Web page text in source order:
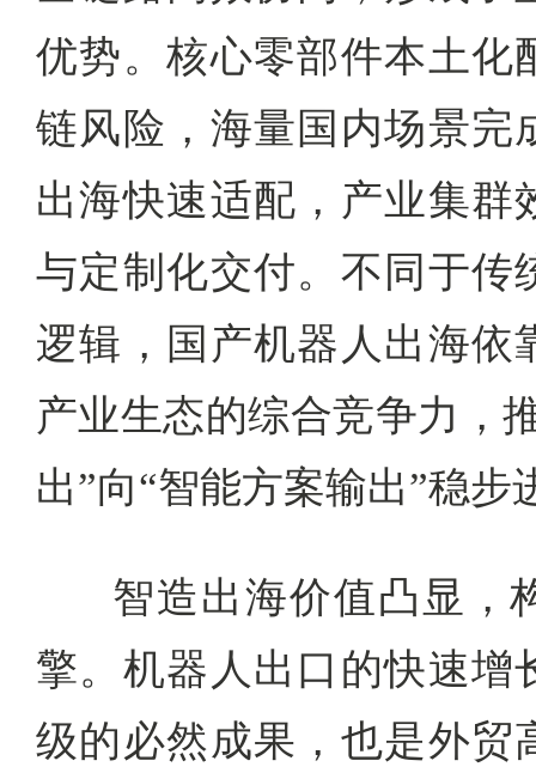
优势。核心零部件本土化
链风险，海量国内场景完
出海快速适配，产业集群
与定制化交付。不同于传
逻辑，国产机器人出海依
产业生态的综合竞争力，
出”向“智能方案输出”稳步
智造出海价值凸显，
擎。机器人出口的快速增
级的必然成果，也是外贸